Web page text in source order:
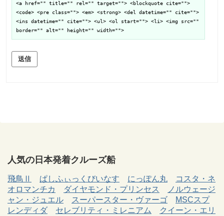
<a href="" title="" rel="" target=""> <blockquote cite="">
<code> <pre class=""> <em> <strong> <del datetime="" cite="">
<ins datetime="" cite=""> <ul> <ol start=""> <li> <img src=""
border="" alt="" height="" width="">
送信
人気の日本発着クルーズ船
飛鳥Ⅱ ぱしふぃっくびいなす にっぽん丸
コスタ・ネ
オロマンチカ
ダイヤモンド・プリンセス
ノルウェージ
ャン・ジュエル
スーパースター・ヴァーゴ
MSCスプ
レンディダ
セレブリティ・ミレニアム
クイーン・エリ